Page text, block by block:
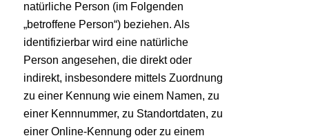
natürliche Person (im Folgenden
„betroffene Person“) beziehen. Als
identifizierbar wird eine natürliche
Person angesehen, die direkt oder
indirekt, insbesondere mittels Zuordnung
zu einer Kennung wie einem Namen, zu
einer Kennnummer, zu Standortdaten, zu
einer Online-Kennung oder zu einem